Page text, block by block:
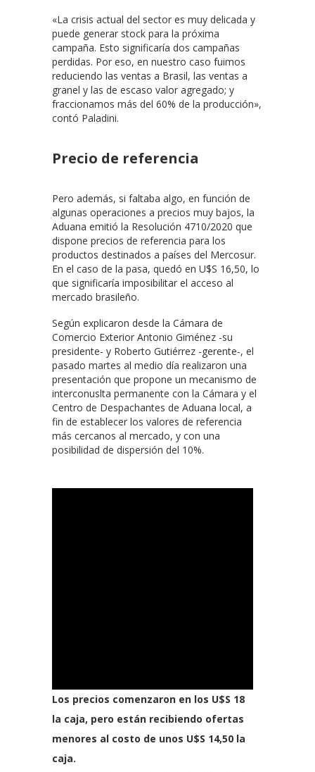
«La crisis actual del sector es muy delicada y
puede generar stock para la próxima
campaña. Esto significaría dos campañas
perdidas. Por eso, en nuestro caso fuimos
reduciendo las ventas a Brasil, las ventas a
granel y las de escaso valor agregado; y
fraccionamos más del 60% de la producción»,
contó Paladini.
Precio de referencia
Pero además, si faltaba algo, en función de
algunas operaciones a precios muy bajos, la
Aduana emitió la Resolución 4710/2020 que
dispone precios de referencia para los
productos destinados a países del Mercosur.
En el caso de la pasa, quedó en U$S 16,50, lo
que significaría imposibilitar el acceso al
mercado brasileño.
Según explicaron desde la Cámara de
Comercio Exterior Antonio Giménez -su
presidente- y Roberto Gutiérrez -gerente-, el
pasado martes al medio día realizaron una
presentación que propone un mecanismo de
interconuslta permanente con la Cámara y el
Centro de Despachantes de Aduana local, a
fin de establecer los valores de referencia
más cercanos al mercado, y con una
posibilidad de dispersión del 10%.
Los precios comenzaron en los U$S 18
la caja, pero están recibiendo ofertas
menores al costo de unos U$S 14,50 la
caja.